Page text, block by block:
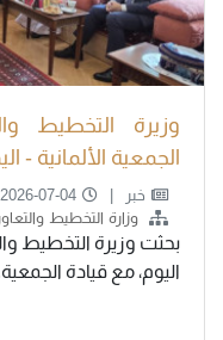
وزيرة التخطيط
الجمعية الألمانية -
خبر
2026-07-04
وزارة التخطيط
بحثت وزيرة التخطيط
اليوم، مع قيادة